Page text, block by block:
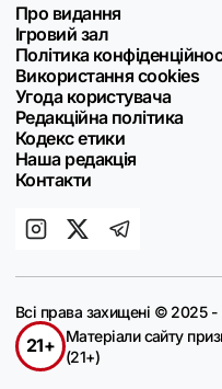
Про видання
Ігровий зал
Політика
Використання cookies
Угода користувача
Редакційна політика
Кодекс етики
Наша редакція
Контакти
Всі права захищені ©
21+
Матеріали сайту
(21+)